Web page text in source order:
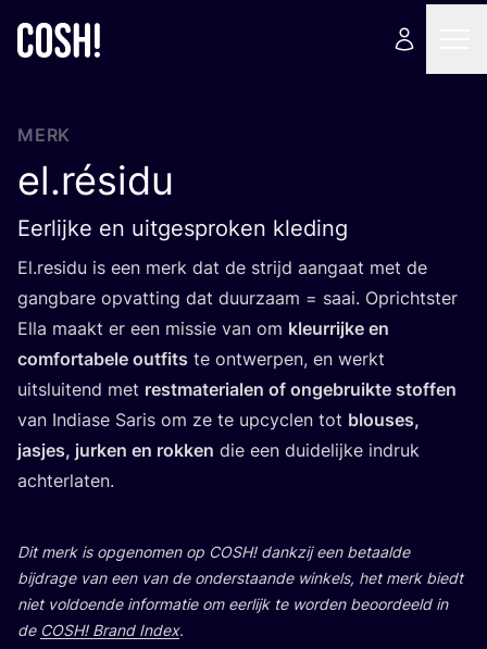
MERK
el.résidu
Eerlijke en uitgesproken kleding
El.residu is een merk dat de strijd aan­gaat met de
gang­ba­re opvat­ting dat duur­zaam = saai. Opricht­ster
Ella maakt er een mis­sie van om kleur­rij­ke en
com­for­ta­be­le out­fits te ont­wer­pen, en werkt
uit­slui­tend met rest­ma­te­ri­a­len of onge­bruik­te stof­fen
van Indi­a­se Saris om ze te upcy­clen tot blou­ses,
jas­jes, jur­ken en rok­ken die een dui­de­lij­ke indruk
achterlaten.
Dit merk is opge­no­men op COSH! dank­zij een betaal­de
bij­dra­ge van een van de onder­staan­de win­kels, het merk biedt
niet vol­doen­de infor­ma­tie om eer­lijk te wor­den beoor­deeld in
de COSH! Brand Index.